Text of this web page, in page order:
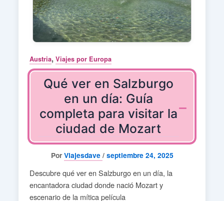
Austria, Viajes por Europa
Qué ver en Salzburgo
en un día: Guía
completa para visitar la
ciudad de Mozart
Por Viajesdave / septiembre 24, 2025
Descubre qué ver en Salzburgo en un día, la
encantadora ciudad donde nació Mozart y
escenario de la mítica película